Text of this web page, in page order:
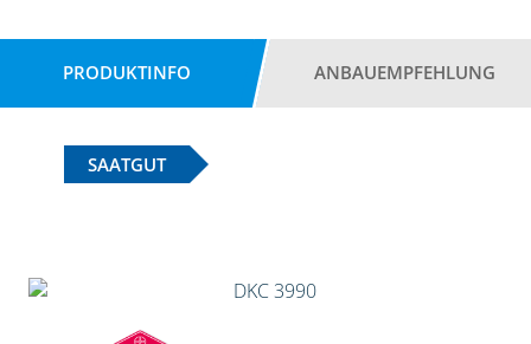
PRODUKTINFO ANBAUEMPFEHLUNG
SAATGUT